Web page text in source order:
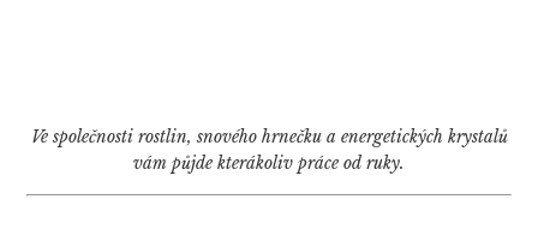
Ve společnosti rostlin, snového hrnečku a energetických krystalů
vám půjde kterákoliv práce od ruky.